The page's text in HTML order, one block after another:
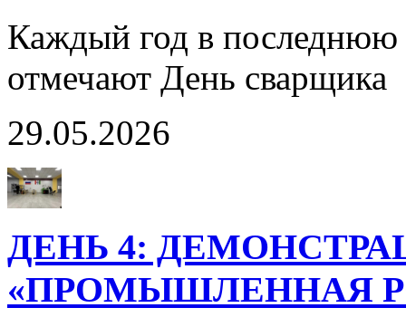
Каждый год в последнюю
отмечают День сварщика
29.05.2026
ДЕНЬ 4:
«ПРОМЫШЛЕННАЯ